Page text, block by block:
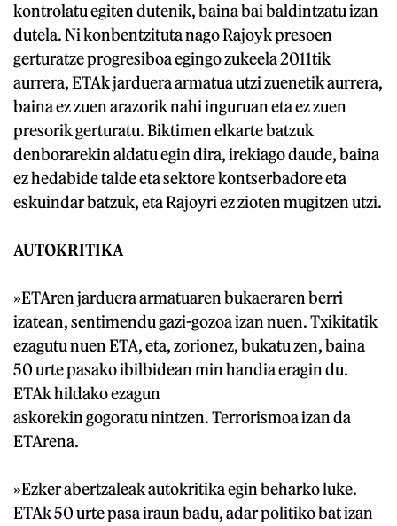
kontrolatu egiten dutenik, baina bai baldintzatu izan
dutela. Ni konbentzituta nago Rajoyk presoen
gerturatze progresiboa egingo zukeela 2011tik
aurrera, ETAk jarduera armatua utzi zuenetik aurrera,
baina ez zuen arazorik nahi inguruan eta ez zuen
presorik gerturatu. Biktimen elkarte batzuk
denborarekin aldatu egin dira, irekiago daude, baina
ez hedabide talde eta sektore kontserbadore eta
eskuindar batzuk, eta Rajoyri ez zioten mugitzen utzi.
AUTOKRITIKA
»ETAren jarduera armatuaren bukaeraren berri
izatean, sentimendu gazi-gozoa izan nuen. Txikitatik
ezagutu nuen ETA, eta, zorionez, bukatu zen, baina
50 urte pasako ibilbidean min handia eragin du.
ETAk hildako ezagun
askorekin gogoratu nintzen. Terrorismoa izan da
ETArena.
»Ezker abertzaleak autokritika egin beharko luke.
ETAk 50 urte pasa iraun badu, adar politiko bat izan